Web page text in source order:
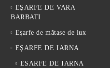
EŞARFE DE VARA
BARBATI
Eșarfe de mătase de lux
EŞARFE DE IARNA
ESARFE DE IARNA